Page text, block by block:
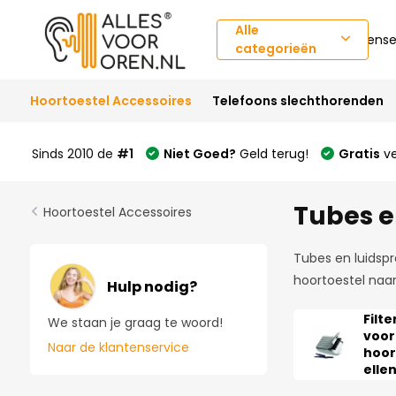
toegankelijkheidsschermlezer
Alle
categorieën
Hoortoestel Accessoires Telefoons slechthorenden
Sinds 2010 de #1 Niet Goed? Geld terug! Gratis
Hoortoestel Accessoires
Hulp nodig?
We staan je graag te woord!
Naar de klantenservice
Tubes
Tubes en
hoortoestel
voor
ellen